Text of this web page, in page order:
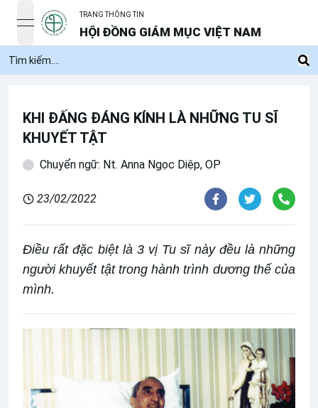
open navigation menu
TRANG THÔNG TIN
HỘI ĐỒNG GIÁM MỤC VIỆT NAM
KHI ĐẤNG ĐÁNG KÍNH LÀ NHỮNG TU SĨ
KHUYẾT TẬT
Chuyển ngữ: Nt. Anna Ngọc Diệp, OP
23/02/2022
Điều rất đặc biệt là 3 vị Tu sĩ này đều là những
người khuyết tật trong hành trình dương thế của
mình.